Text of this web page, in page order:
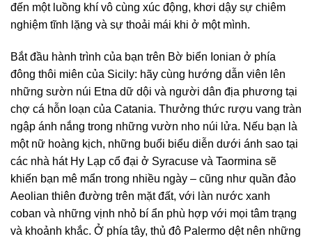
đến một luồng khí vô cùng xúc động, khơi dậy sự chiêm
nghiệm tĩnh lặng và sự thoải mái khi ở một mình.
Bắt đầu hành trình của bạn trên Bờ biển Ionian ở phía
đông thôi miên của Sicily: hãy cùng hướng dẫn viên lên
những sườn núi Etna dữ dội và người dân địa phương tại
chợ cá hỗn loạn của Catania. Thưởng thức rượu vang tràn
ngập ánh nắng trong những vườn nho núi lửa. Nếu bạn là
một nữ hoàng kịch, những buổi biểu diễn dưới ánh sao tại
các nhà hát Hy Lạp cổ đại ở Syracuse và Taormina sẽ
khiến bạn mê mẩn trong nhiều ngày – cũng như quần đảo
Aeolian thiên đường trên mặt đất, với làn nước xanh
coban và những vịnh nhỏ bí ẩn phù hợp với mọi tâm trạng
và khoảnh khắc. Ở phía tây, thủ đô Palermo dệt nên những